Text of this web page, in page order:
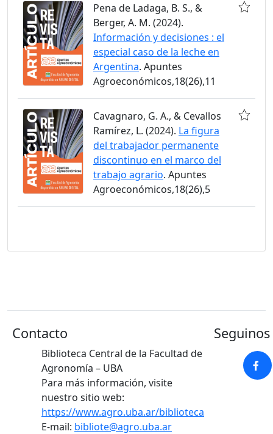
Pena de Ladaga, B. S., &
Berger, A. M. (2024).
Información y decisiones : el
especial caso de la leche en
Argentina. Apuntes
Agroeconómicos,18(26),11
Cavagnaro, G. A., & Cevallos
Ramírez, L. (2024). La figura
del trabajador permanente
discontinuo en el marco del
trabajo agrario. Apuntes
Agroeconómicos,18(26),5
Contacto
Biblioteca Central de la Facultad de
Agronomía – UBA
Para más información, visite
nuestro sitio web:
https://www.agro.uba.ar/biblioteca
E-mail: bibliote@agro.uba.ar